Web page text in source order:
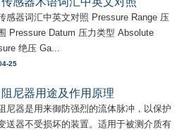
感器词汇中英文对照 Pressure Range 压
Pressure Datum 压力类型 Absolute
绝压 Ga...
25
尼器用途及作用原理
尼器是用来御防强烈的流体脉冲，以保护
送器不受损坏的装置。适用于被测介质有